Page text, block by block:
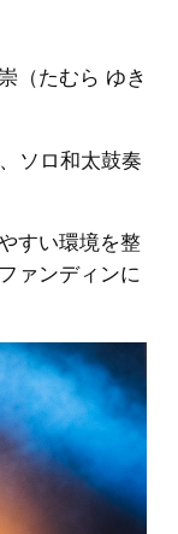
（たむら ゆき
ソロ和太鼓奏
すい環境を整
ァンディンに